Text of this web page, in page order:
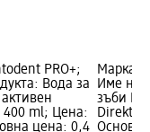
PRO+;
Вода за
400 ml; Цена:
цена: 0,4
Марка:
Име на
зъби
Direkt,